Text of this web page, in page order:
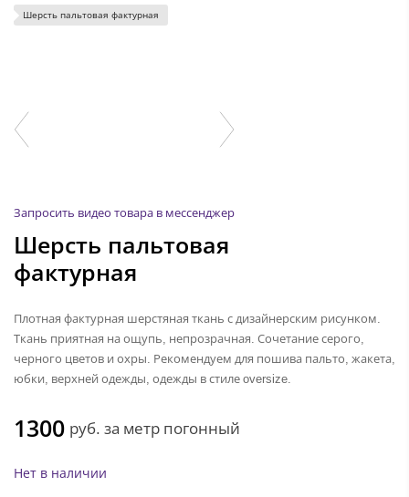
Шерсть пальтовая фактурная
Запросить видео товара в мессенджер
Шерсть пальтовая
фактурная
Плотная фактурная шерстяная ткань с дизайнерским рисунком.
Ткань приятная на ощупь, непрозрачная. Сочетание серого,
черного цветов и охры. Рекомендуем для пошива пальто, жакета,
юбки, верхней одежды, одежды в стиле oversize.
1300 руб. за метр погонный
Нет в наличии